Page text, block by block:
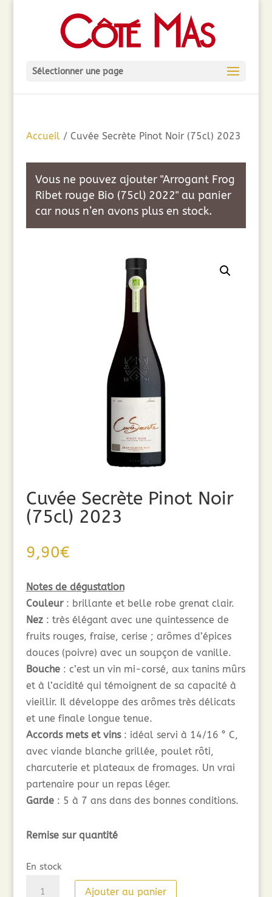
Sélectionner une page
Accueil/ Cuvée Secrète Pinot Noir (75cl) 2023
Vous ne pouvez ajouter "Arrogant Frog
Ribet rouge Bio (75cl) 2022" au panier
car nous n’en avons plus en stock.
Cuvée Secrète Pinot Noir
(75cl) 2023
9,90€
Notes de dégustation
Couleur: brillante et belle robe grenat clair.
Nez: très élégant avec une quintessence de
fruits rouges, fraise, cerise ; arômes d’épices
douces (poivre) avec un soupçon de vanille.
Bouche: c’est un vin mi-corsé, aux tanins mûrs
et à l’acidité qui témoignent de sa capacité à
vieillir. Il développe des arômes très délicats
et une finale longue tenue.
Accords mets et vins: idéal servi à 14/16 ° C,
avec viande blanche grillée, poulet rôti,
charcuterie et plateaux de fromages. Un vrai
partenaire pour un repas léger.
Garde: 5 à 7 ans dans des bonnes conditions.
Remise sur quantité
En stock
Ajouter au panier